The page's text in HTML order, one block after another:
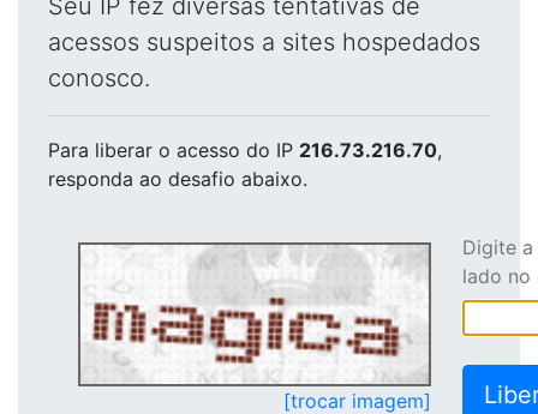
Seu IP fez diversas tentativas de
acessos suspeitos a sites hospedados
conosco.
Para liberar o acesso do IP 216.73.216.70,
responda ao desafio abaixo.
[trocar imagem]
Digite
lado no